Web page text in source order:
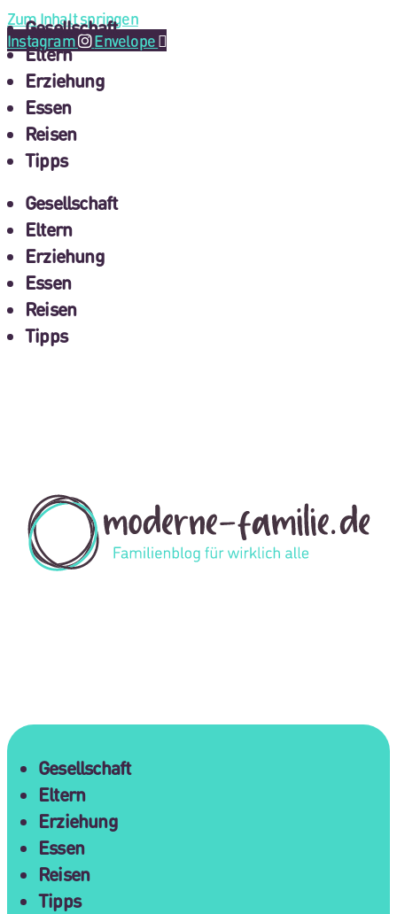
Zum Inhalt springen
Instagram
Envelope
Gesellschaft
Eltern
Erziehung
Essen
Reisen
Tipps
Gesellschaft
Eltern
Erziehung
Essen
Reisen
Tipps
Gesellschaft
Eltern
Erziehung
Essen
Reisen
Tipps